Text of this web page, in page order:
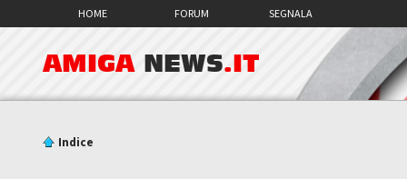
HOME FORUM SEGNALA
AMIGA NEWS.IT
Indice